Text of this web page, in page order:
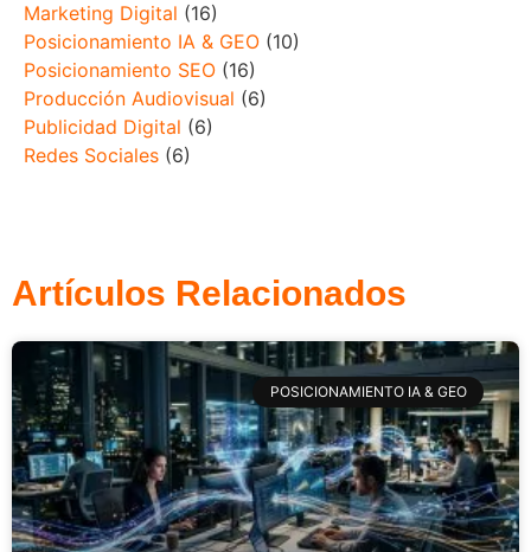
Marketing Digital (16)
Posicionamiento IA & GEO (10)
Posicionamiento SEO (16)
Producción Audiovisual (6)
Publicidad Digital (6)
Redes Sociales (6)
Artículos Relacionados
POSICIONAMIENTO IA & GEO